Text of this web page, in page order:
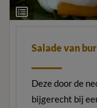
Ingrediëntenlijst
Salade van
Deze door de
bijgerecht bij